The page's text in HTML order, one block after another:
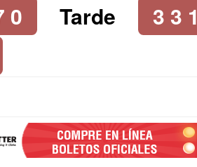
0 Tarde
3 3 1